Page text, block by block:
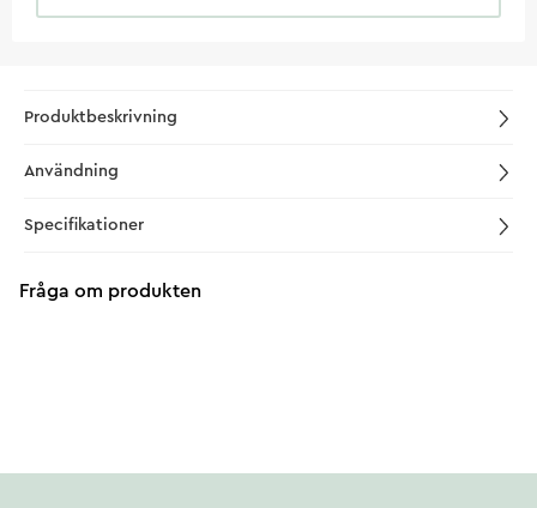
Produktbeskrivning
Användning
Specifikationer
Fråga om produkten